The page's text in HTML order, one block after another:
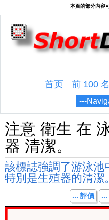
首页 前 100 名
注意 衛生 在
器 清潔。
該標誌強調了游泳池
特別是生殖器的清潔。
... 評價